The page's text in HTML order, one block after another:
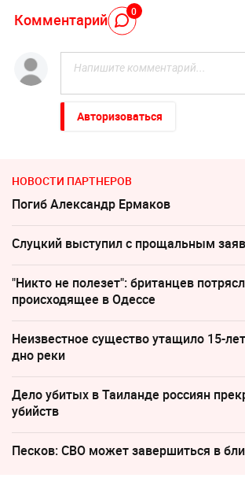
Комментарий 0
Авторизоваться
НОВОСТИ ПАРТНЕРОВ
Погиб Александр Ермаков
Слуцкий выступил с прощальным
"Никто не полезет": британцев
происходящее в Одессе
Неизвестное существо утащило 15-
дно реки
Дело убитых в Таиланде россиян
убийств
Песков: СВО может завершиться в